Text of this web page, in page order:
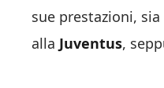
sue prestazioni,
alla Juventus,